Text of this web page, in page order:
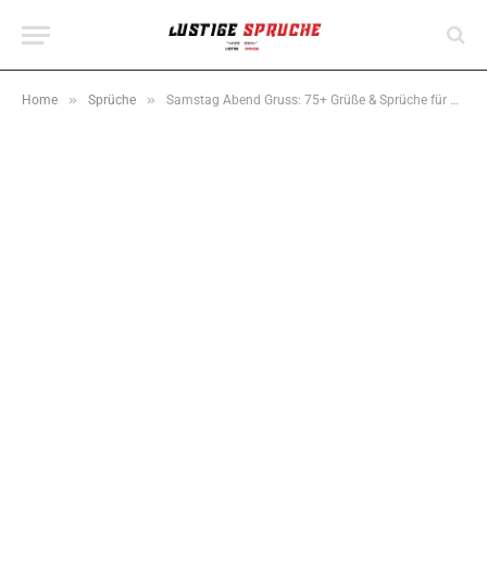
Home » Sprüche » Samstag Abend Gruss: 75+ Grüße & Sprüche für WhatsApp